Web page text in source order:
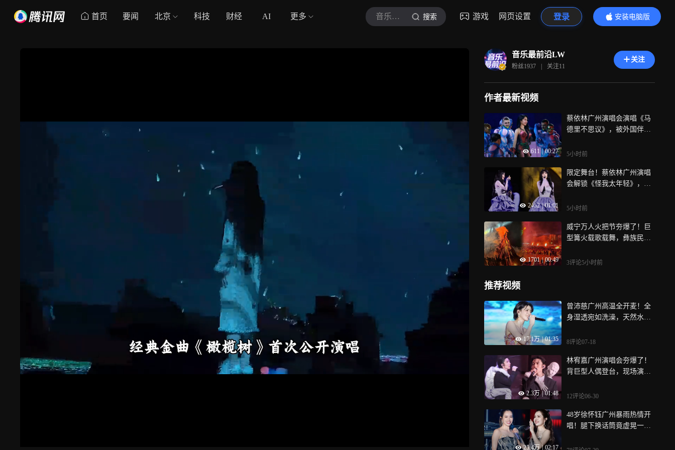
首页 要闻 北京 科技 财经 AI 更多 音乐最前沿LW 搜索 游戏 网页设置 登录
安装电脑版
内容更精彩
音乐最前沿LW
粉丝1937 | 关注11
关注
作者最新视频
611 | 00:27
蔡依林广州演唱会演唱《马
德里不思议》，被外国伴舞
5小时前
2452 | 01:01
限定舞台！蔡依林广州演唱
会解锁《怪我太年轻》，掀
5小时前
1701 | 00:49
威宁万人火把节夯爆了！巨
型篝火载歌载舞，彝族民俗
3评论5小时前
推荐视频
17.1万 | 01:35
曾沛慈广州高温全开麦！全
身湿透宛如洗澡，天然水光
8评论07-18
2.3万 01:48
林宥嘉广州演唱会夯爆了！
背巨型人偶登台，现场演唱
12评论06-30
25.4万 | 02:17
48岁徐怀钰广州暴雨热情开
唱！腿下换话筒竟虚晃一枪